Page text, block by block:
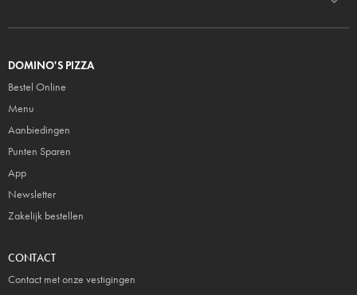
DOMINO'S PIZZA
Bestel Online
Menu
Aanbiedingen
Punten Sparen
App
Newsletter
Zakelijk bestellen
CONTACT
Contact met onze vestigingen